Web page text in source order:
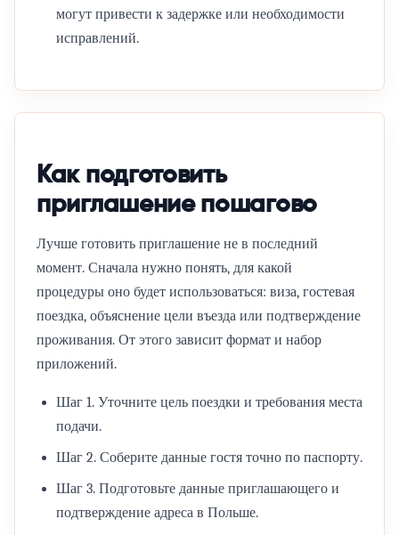
могут привести к задержке или необходимости
исправлений.
Как подготовить
приглашение пошагово
Лучше готовить приглашение не в последний
момент. Сначала нужно понять, для какой
процедуры оно будет использоваться: виза, гостевая
поездка, объяснение цели въезда или подтверждение
проживания. От этого зависит формат и набор
приложений.
Шаг 1. Уточните цель поездки и требования места
подачи.
Шаг 2. Соберите данные гостя точно по паспорту.
Шаг 3. Подготовьте данные приглашающего и
подтверждение адреса в Польше.